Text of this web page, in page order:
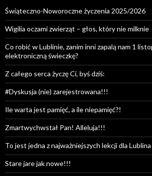
Świąteczno-Noworoczne życzenia 2025/2026
Wigilia oczami zwierząt – głos, który nie milknie
Co robić w Lublinie, zanim inni zapalą nam 1
elektroniczną świeczkę?
Z całego serca życzę Ci, byś dziś:
#Dyskusja (nie) zarejestrowana!!!
Ile warta jest pamięć, a ile niepamięć?!
Zmartwychwstał Pan! Alleluja!!!
To jest jedna z najważniejszych lekcji dla
Stare jare jak nowe!!!